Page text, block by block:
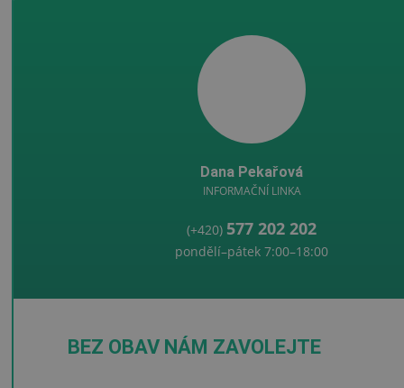
Dana Pekařová
INFORMAČNÍ LINKA
(+420) 577 202 202
pondělí–pátek 7:00–18:00
BEZ OBAV NÁM ZAVOLEJTE